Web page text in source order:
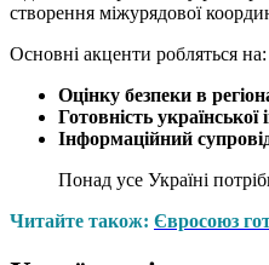
створення міжурядової
Основні акценти робляться на:
Оцінку безпеки в
Готовність
Інформаційний
Понад усе Україні
Читайте також: Євросоюз